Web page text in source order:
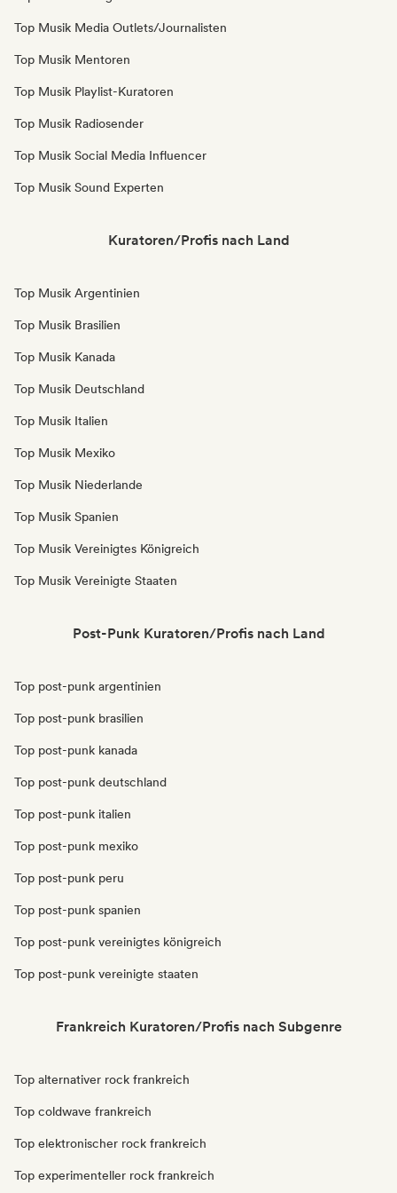
Top Musik Media Outlets/Journalisten
Top Musik Mentoren
Top Musik Playlist-Kuratoren
Top Musik Radiosender
Top Musik Social Media Influencer
Top Musik Sound Experten
Kuratoren/Profis nach Land
Top Musik Argentinien
Top Musik Brasilien
Top Musik Kanada
Top Musik Deutschland
Top Musik Italien
Top Musik Mexiko
Top Musik Niederlande
Top Musik Spanien
Top Musik Vereinigtes Königreich
Top Musik Vereinigte Staaten
Post-Punk Kuratoren/Profis nach Land
Top post-punk argentinien
Top post-punk brasilien
Top post-punk kanada
Top post-punk deutschland
Top post-punk italien
Top post-punk mexiko
Top post-punk peru
Top post-punk spanien
Top post-punk vereinigtes königreich
Top post-punk vereinigte staaten
Frankreich Kuratoren/Profis nach Subgenre
Top alternativer rock frankreich
Top coldwave frankreich
Top elektronischer rock frankreich
Top experimenteller rock frankreich